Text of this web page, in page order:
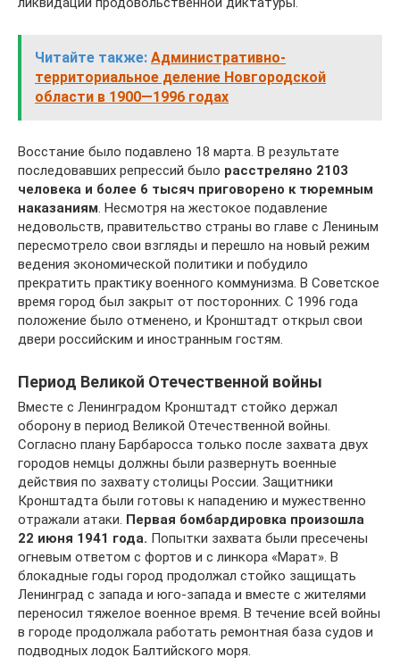
Читайте также: Административно-
территориальное деление Новгородской
области в 1900—1996 годах
Восстание было подавлено 18 марта. В результате
последовавших репрессий было расстреляно 2103
человека и более 6 тысяч приговорено к тюремным
наказаниям. Несмотря на жестокое подавление
недовольств, правительство страны во главе с Лениным
пересмотрело свои взгляды и перешло на новый режим
ведения экономической политики и побудило
прекратить практику военного коммунизма. В Советское
время город был закрыт от посторонних. С 1996 года
положение было отменено, и Кронштадт открыл свои
двери российским и иностранным гостям.
Период Великой Отечественной войны
Вместе с Ленинградом Кронштадт стойко держал
оборону в период Великой Отечественной войны.
Согласно плану Барбаросса только после захвата двух
городов немцы должны были развернуть военные
действия по захвату столицы России. Защитники
Кронштадта были готовы к нападению и мужественно
отражали атаки. Первая бомбардировка произошла
22 июня 1941 года. Попытки захвата были пресечены
огневым ответом с фортов и с линкора «Марат». В
блокадные годы город продолжал стойко защищать
Ленинград с запада и юго-запада и вместе с жителями
переносил тяжелое военное время. В течение всей войны
в городе продолжала работать ремонтная база судов и
подводных лодок Балтийского моря.